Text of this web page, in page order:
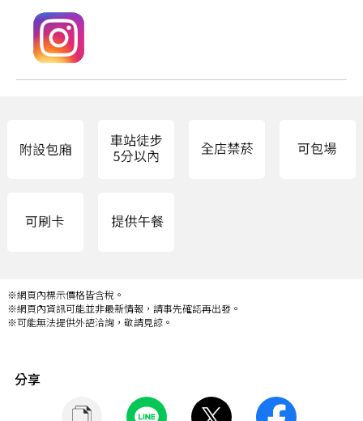
※網頁內標示價格皆含稅。
※網頁內資訊可能並非最新情報，請事先確認再出發。
※可能無法提供外語洽詢，敬請見諒。
分享